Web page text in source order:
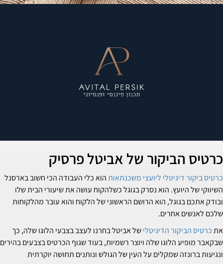
הביקור של אביטל פרסיק
ביקור דיגיטלי ליועצי משכנתאותהוא כלי העבודה הכי חשוב בארסנל
של היועץ. הוא נסרק בגוגל כשלהקוח עושה את שיעורי הבית שלו
אתכם בגוגל, הוא הרושם הראשוני של הלקוח והוא עובר מהלקוחות
לאנשים אחרים.
כרטיס הביקור הדיגיטלישל אביטל בחרנו לעצב בצבעי הלוגו שלה, כך
מופיע הלוגו שלה ויוצר רשמיות, בעוד שגוף הכרטיס בצבעים בהירים
ברונזה שמקלים על העין של הגולש ונותנים תחושה יוקרתית